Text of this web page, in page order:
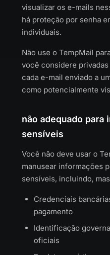
visualizar os e-mails
há proteção por senha
individuais.
Não use o TempMail
você considere
cada e-mail enviado a
como potencialmente
não adequado para
sensíveis
Você não deve usar o
manusear informações
sensíveis, incluindo,
Credenciais
pagamento
Identificação
oficiais